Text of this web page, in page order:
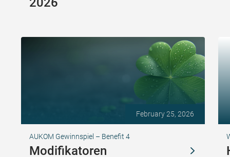
February 25, 2026
AUKOM Gewinnspiel – Benefit 4
Modifikatoren